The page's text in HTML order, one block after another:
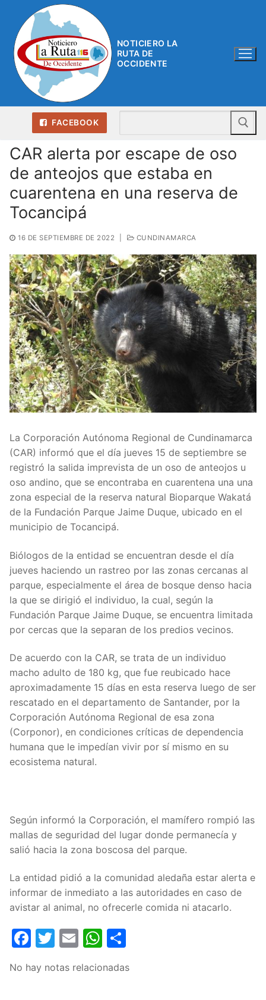
contenido
NOTICIERO LA
RUTA DE
OCCIDENTE
FACEBOOK
CAR alerta por escape de oso
de anteojos que estaba en
cuarentena en una reserva de
Tocancipá
16 DE SEPTIEMBRE DE 2022 CUNDINAMARCA
La Corporación Autónoma Regional de Cundinamarca
(CAR) informó que el día jueves 15 de septiembre se
registró la salida imprevista de un oso de anteojos u
oso andino, que se encontraba en cuarentena una una
zona especial de la reserva natural Bioparque Wakatá
de la Fundación Parque Jaime Duque, ubicado en el
municipio de Tocancipá.
Biólogos de la entidad se encuentran desde el día
jueves haciendo un rastreo por las zonas cercanas al
parque, especialmente el área de bosque denso hacia
la que se dirigió el individuo, la cual, según la
Fundación Parque Jaime Duque, se encuentra limitada
por cercas que la separan de los predios vecinos.
De acuerdo con la CAR, se trata de un individuo
macho adulto de 180 kg, que fue reubicado hace
aproximadamente 15 días en esta reserva luego de ser
rescatado en el departamento de Santander, por la
Corporación Autónoma Regional de esa zona
(Corponor), en condiciones críticas de dependencia
humana que le impedían vivir por sí mismo en su
ecosistema natural.
Según informó la Corporación, el mamífero rompió las
mallas de seguridad del lugar donde permanecía y
salió hacia la zona boscosa del parque.
La entidad pidió a la comunidad aledaña estar alerta e
informar de inmediato a las autoridades en caso de
avistar al animal, no ofrecerle comida ni atacarlo.
Facebook
Twitter
EmailWhatsApp
No hay notas relacionadas